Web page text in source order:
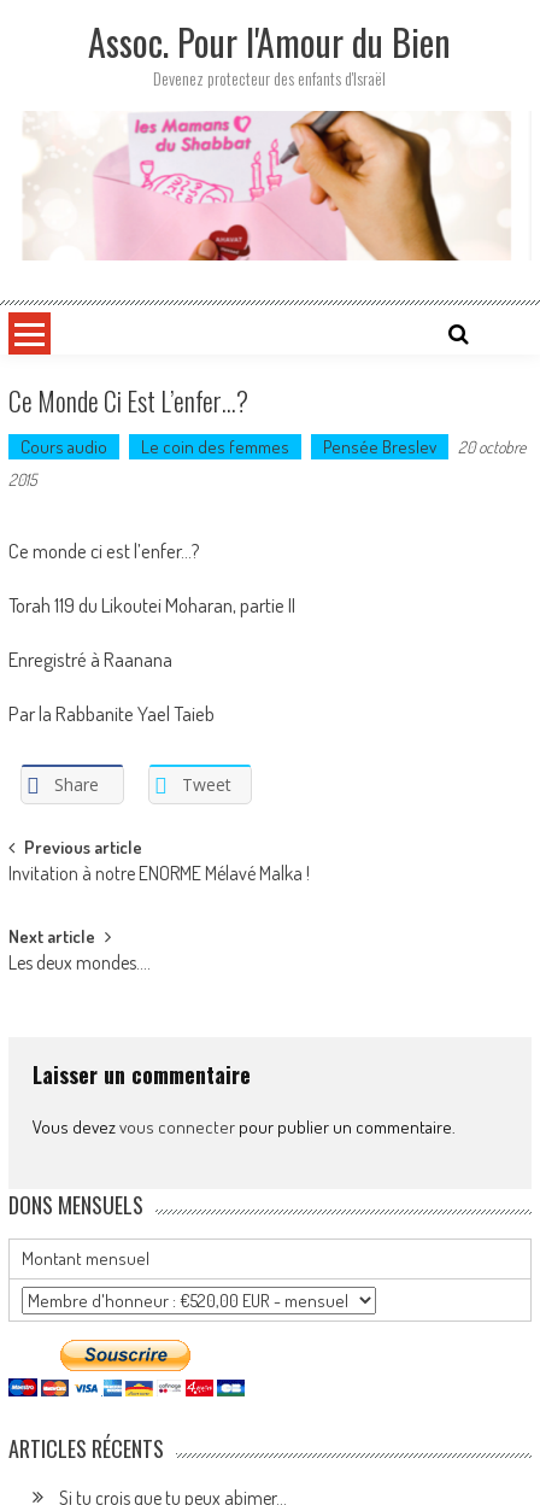
Assoc. Pour l'Amour du Bien
Devenez protecteur des enfants d'Israël
Ce Monde Ci Est L’enfer…?
Cours audio Le coin des femmes Pensée Breslev
20 octobre
2015
Ce monde ci est l’enfer…?
Torah 119 du Likoutei Moharan, partie II
Enregistré à Raanana
Par la Rabbanite Yael Taieb
Share Tweet
Post
navigation
Previous article
Invitation à notre ENORME Mélavé Malka !
Next article
Les deux mondes….
Laisser un commentaire
Vous devezvous connecterpour publier un commentaire.
DONS MENSUELS
Montant mensuel
ARTICLES RÉCENTS
Si tu crois que tu peux abimer…